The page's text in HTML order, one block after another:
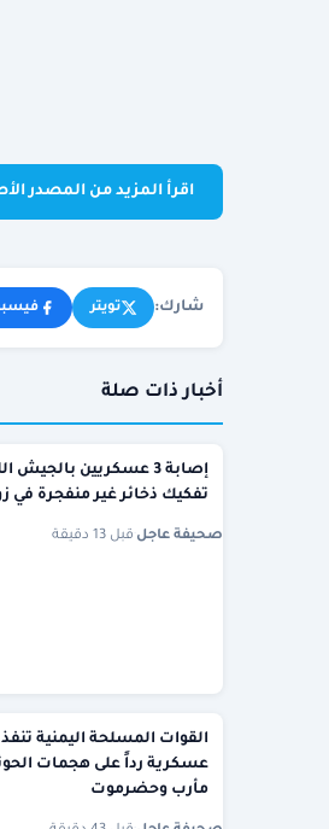
اقرأ المزيد من المصدر
شارك: تويتر
أخبار ذات صلة
إصابة 3 عسكريين بالجيش
تفكيك ذخائر غير منفجرة في
صحيفة عاجل قبل 13 دقيقة
القوات المسلحة اليمنية
عسكرية رداً على هجمات
مأرب وحضرموت